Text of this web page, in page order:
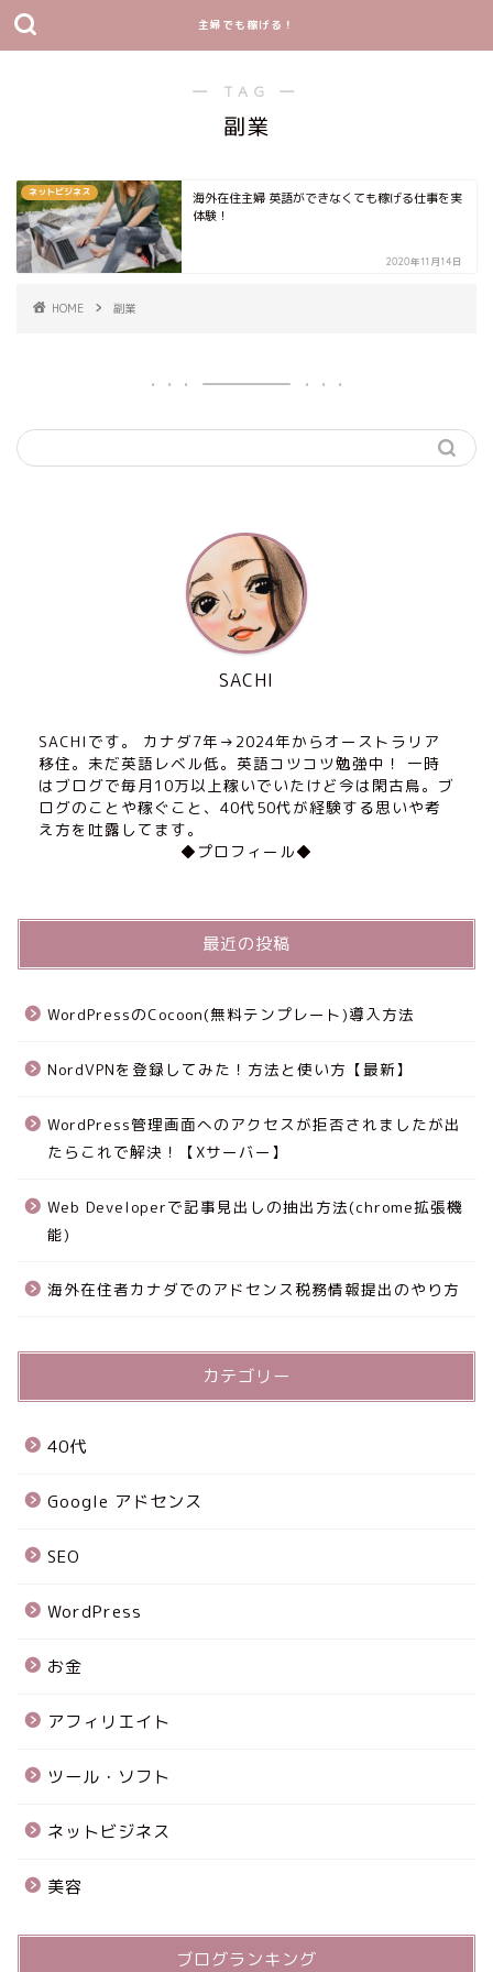
主婦でも稼げる！
― TAG ―
副業
ネットビジネス
海外在住主婦 英語ができなくても稼げる仕事を実
体験！
2020年11月14日
HOME 副業
SACHI
SACHIです。 カナダ7年→2024年からオーストラリア
移住。未だ英語レベル低。英語コツコツ勉強中！ 一時
はブログで毎月10万以上稼いでいたけど今は閑古鳥。ブ
ログのことや稼ぐこと、40代50代が経験する思いや考
え方を吐露してます。
◆プロフィール◆
最近の投稿
WordPressのCocoon(無料テンプレート)導入方法
NordVPNを登録してみた！方法と使い方【最新】
WordPress管理画面へのアクセスが拒否されましたが出
たらこれで解決！【Xサーバー】
Web Developerで記事見出しの抽出方法(chrome拡張機
能)
海外在住者カナダでのアドセンス税務情報提出のやり方
カテゴリー
40代
Google アドセンス
SEO
WordPress
お金
アフィリエイト
ツール・ソフト
ネットビジネス
美容
ブログランキング